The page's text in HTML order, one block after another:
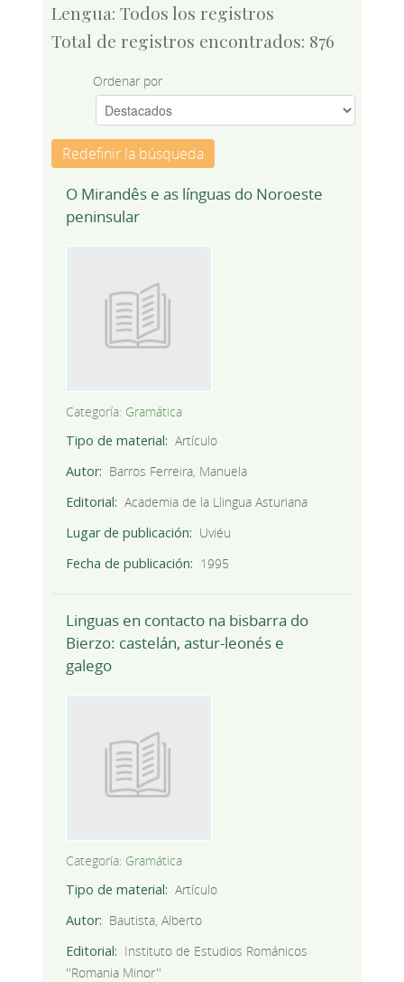
Lengua: Todos los registros
Total de registros encontrados: 876
Ordenar por
Redefinir la búsqueda
O Mirandês e as línguas do Noroeste
peninsular
Categoría: Gramática
Tipo de material
Artículo
Autor
Barros Ferreira, Manuela
Editorial
Academia de la Llingua Asturiana
Lugar de publicación
Uviéu
Fecha de publicación
1995
Linguas en contacto na bisbarra do
Bierzo: castelán, astur-leonés e
galego
Categoría: Gramática
Tipo de material
Artículo
Autor
Bautista, Alberto
Editorial
Instituto de Estudios Románicos
''Romania Minor''